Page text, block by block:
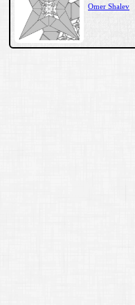
Omer Shalev